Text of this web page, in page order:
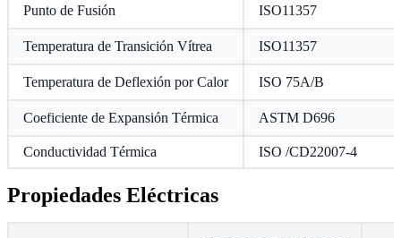
Punto de Fusión ISO11357
Temperatura de Transición Vítrea ISO11357
Temperatura de Deflexión por Calor ISO 75A/B
Coeficiente de Expansión Térmica ASTM D696
Conductividad Térmica ISO /CD22007-4
Propiedades Eléctricas